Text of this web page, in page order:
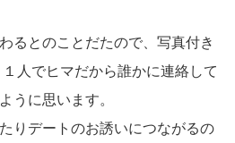
るとのことだたので、写真付き
人でヒマだから誰かに連絡して
うに思います。
りデートのお誘いにつながるの